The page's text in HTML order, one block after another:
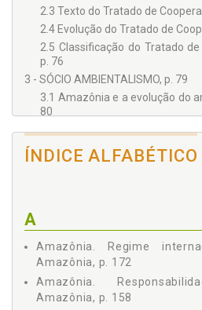
2.3 Texto do Tratado de
2.4 Evolução do Tratado de
2.5 Classificação do Tratado
p. 76
3 - SÓCIO AMBIENTALISMO, p. 79
3.1 Amazônia e a evolução do
80
3.2 Legitimação do
3.3 Direito socioambiental e
Amazônica, p. 90
4.3 Metodologia aplicada
Cooperação Amazônica, p. 117
5 - IMPLICAÇÕES, p. 119
5.1 Prospecção normativa, p.
5.2 Repercussão nacional, p. 141
ÍNDICE ALFABÉTICO
A
Amazônia. Regime
Amazônia, p. 172
Amazônia.
Amazônia, p. 158